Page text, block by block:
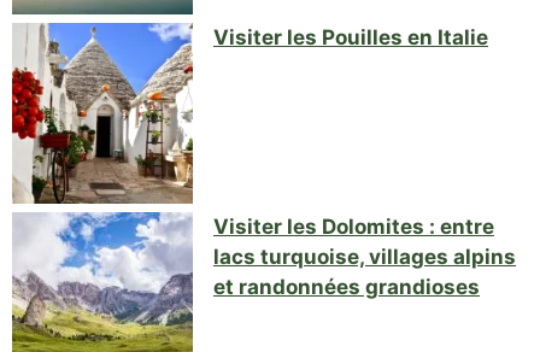
Visiter les Pouilles en Italie
Visiter les Dolomites : entre
lacs turquoise, villages alpins
et randonnées grandioses